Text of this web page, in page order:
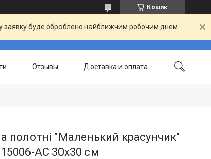
Кошик
заявку буде оброблено найближчим робочим днем.
Отзывы Доставка и оплата
полотні "Маленький красунчик"
AC 30х30 см